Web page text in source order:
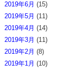
2019年6月 (15)
2019年5月 (11)
2019年4月 (14)
2019年3月 (11)
2019年2月 (8)
2019年1月 (10)